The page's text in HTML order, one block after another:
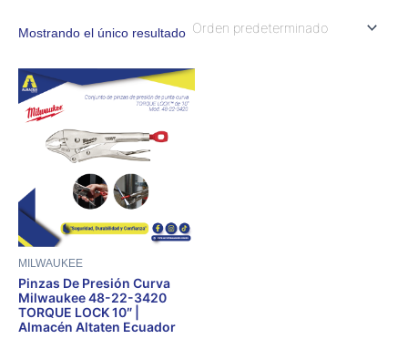
Mostrando el único resultado
MILWAUKEE
Pinzas De Presión Curva
Milwaukee 48-22-3420
TORQUE LOCK 10″ |
Almacén Altaten Ecuador